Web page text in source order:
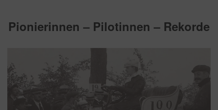
Pionierinnen – Pilotinnen – Rekorde